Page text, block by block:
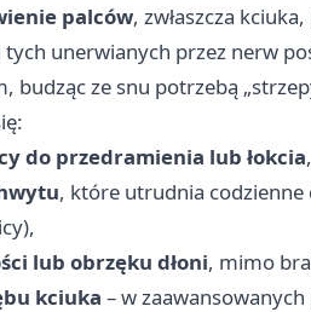
palców, zwłaszcza
tych unerwianych przez nerw
budząc ze snu potrzebą
do przedramienia lub łokcia,
, które utrudnia codzienne
lub obrzęku dłoni, mimo
kciuka – w